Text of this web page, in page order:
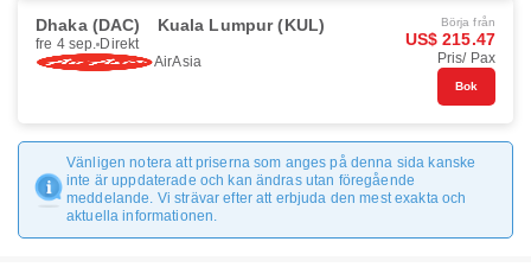
Dhaka (DAC) Kuala Lumpur (KUL)
fre 4 sep. Direkt
AirAsia
Börja från
US$ 215.47
Pris/ Pax
Bok
Vänligen notera att priserna som anges på denna sida kanske
inte är uppdaterade och kan ändras utan föregående
meddelande. Vi strävar efter att erbjuda den mest exakta och
aktuella informationen.